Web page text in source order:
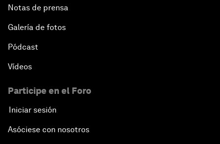
Notas de prensa
Galería de fotos
Pódcast
Vídeos
Participe en el Foro
Iniciar sesión
Asóciese con nosotros